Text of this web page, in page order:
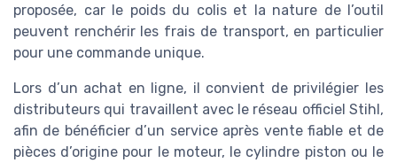
proposée, car le poids du colis et la nature de l’outil
peuvent renchérir les frais de transport, en particulier
pour une commande unique.
Lors d’un achat en ligne, il convient de privilégier les
distributeurs qui travaillent avec le réseau officiel Stihl,
afin de bénéficier d’un service après vente fiable et de
pièces d’origine pour le moteur, le cylindre piston ou le